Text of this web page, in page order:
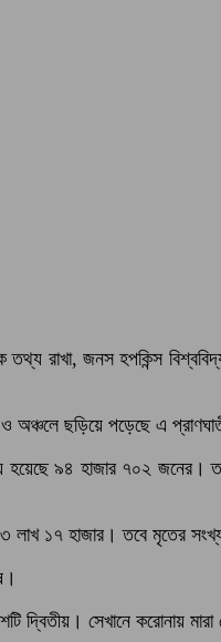
রাখা, জনস হপকিন্স
অঞ্চলে ছড়িয়ে পড়েছে এ
৯৪ হাজার ৭০২ জনের।
১৭ হাজার। তবে মৃতের
দ্বিতীয়। সেখানে করোনায়